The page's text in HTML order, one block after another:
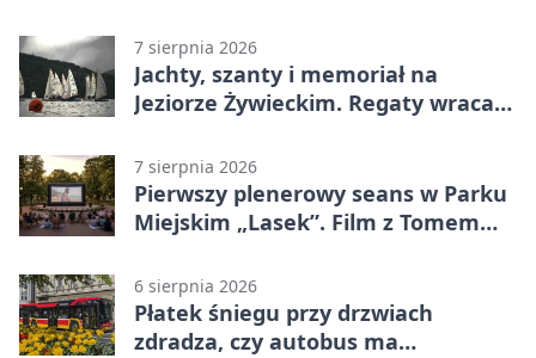
7 sierpnia 2026
Jachty, szanty i memoriał na
Jeziorze Żywieckim. Regaty wracają
7 sierpnia 2026
Pierwszy plenerowy seans w Parku
Miejskim „Lasek”. Film z Tomem
6 sierpnia 2026
Płatek śniegu przy drzwiach
zdradza, czy autobus ma